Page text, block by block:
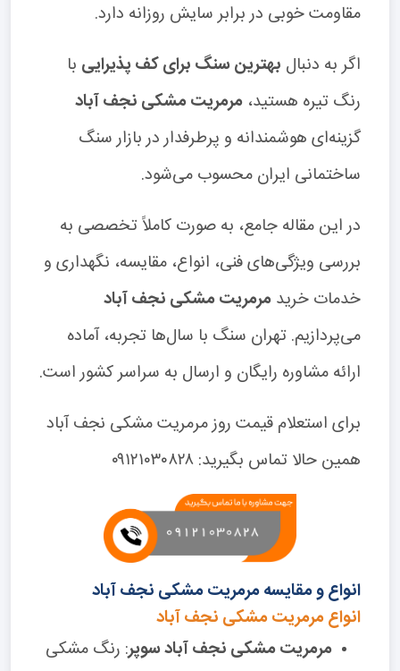
مقاومت خوبی در برابر سایش روزانه دارد.
اگر به دنبال بهترین سنگ برای کف پذیرایی با
رنگ تیره هستید، مرمریت مشکی نجف آباد
گزینه‌ای هوشمندانه و پرطرفدار در بازار سنگ
ساختمانی ایران محسوب می‌شود.
در این مقاله جامع، به صورت کاملاً تخصصی به
بررسی ویژگی‌های فنی، انواع، مقایسه، نگهداری و
خدمات خرید مرمریت مشکی نجف آباد
می‌پردازیم. تهران سنگ با سال‌ها تجربه، آماده
ارائه مشاوره رایگان و ارسال به سراسر کشور است.
برای استعلام قیمت روز مرمریت مشکی نجف آباد
همین حالا تماس بگیرید: ۰۹۱۲۱۰۳۰۸۲۸
انواع و مقایسه مرمریت مشکی نجف آباد
انواع مرمریت مشکی نجف آباد
مرمریت مشکی نجف آباد سوپر: رنگ مشکی